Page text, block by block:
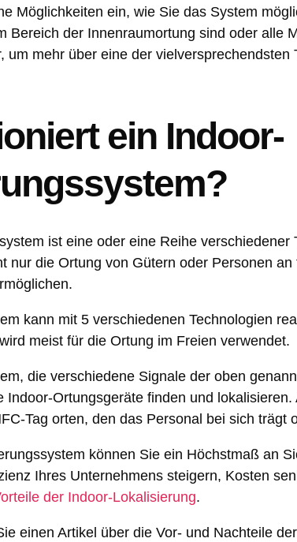
Möglichkeiten ein, wie Sie das System
Bereich der Innenraumortung sind oder alle
um mehr über eine der
ein Indoor-
ist eine oder eine Reihe
nur die Ortung von Gütern oder Personen
kann mit 5 verschiedenen Technologien
meist für die Ortung im Freien verwendet.
die verschiedene Signale der oben
Indoor-Ortungsgeräte finden und
Tag orten, den das Personal bei sich trägt
können Sie ein Höchstmaß an
Ihres Unternehmens steigern, Kosten
der Indoor-Lokalisierung.
einen Artikel über die Vor- und Nachteile